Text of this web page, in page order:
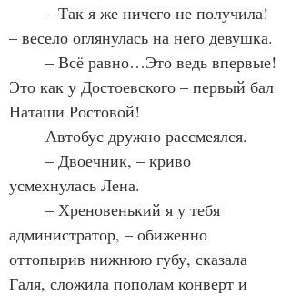
– весело оглянулась на него девушка.
Это как у Достоевского – первый бал
Наташи Ростовой!
	Автобус дружно рассмеялся.
усмехнулась Лена.
администратор, – обиженно
оттопырив нижнюю губу, сказала
Галя, сложила пополам конверт и